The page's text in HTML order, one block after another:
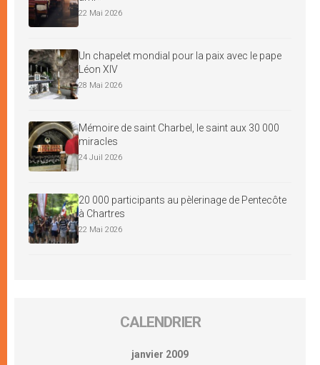
22 Mai 2026
Un chapelet mondial pour la paix avec le pape
Léon XIV
28 Mai 2026
Mémoire de saint Charbel, le saint aux 30 000
miracles
24 Juil 2026
20 000 participants au pèlerinage de Pentecôte
à Chartres
22 Mai 2026
CALENDRIER
janvier 2009